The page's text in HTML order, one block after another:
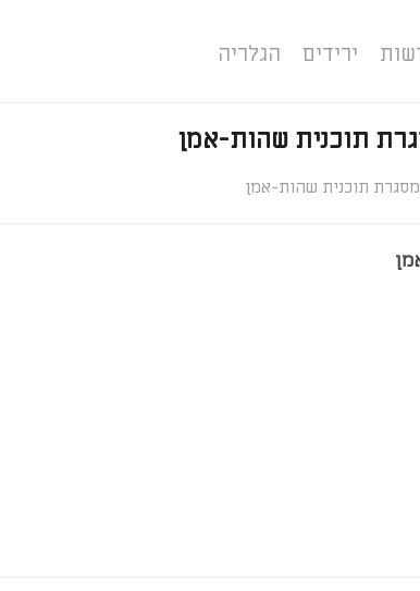
ירידים הגלריה
תוכנית שהות-אמן
תוכנית שהות-אמן